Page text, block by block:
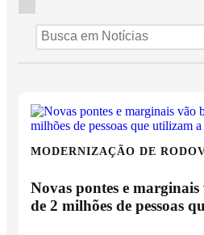
MODERNIZAÇÃO DE
Novas pontes e
de 2 milhões de pessoas